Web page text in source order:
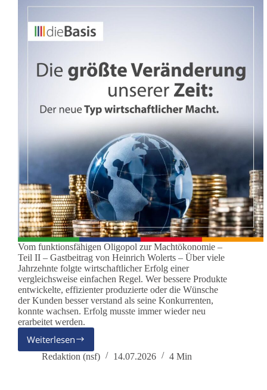
Vom funktionsfähigen Oligopol zur Machtökonomie –
Teil II – Gastbeitrag von Heinrich Wolerts – Über viele
Jahrzehnte folgte wirtschaftlicher Erfolg einer
vergleichsweise einfachen Regel. Wer bessere Produkte
entwickelte, effizienter produzierte oder die Wünsche
der Kunden besser verstand als seine Konkurrenten,
konnte wachsen. Erfolg musste immer wieder neu
erarbeitet werden.
Weiterlesen
Warum
sich
Redaktion (nsf) 14.07.2026 4 Min